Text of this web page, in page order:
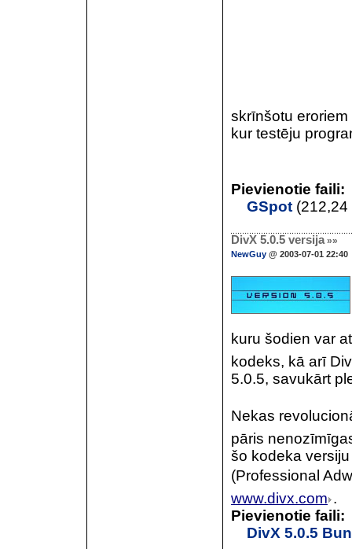
skrīnšotu
kur testēju
Pievienotie faili:
GSpot (212,24
DivX 5.0.5 versija »»
NewGuy @ 2003-07-01 22:40
kuru šodien var
kodeks, kā arī
5.0.5, savukārt
Nekas
pāris
šo kodeka
(Professional
www.divx.com .
Pievienotie faili:
DivX 5.0.5